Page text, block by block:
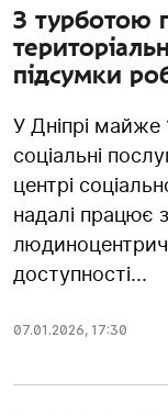
З турботою
підсумки
У Дніпрі
соціальні
центрі
надалі працює
доступності...
07.01.2026, 17:30